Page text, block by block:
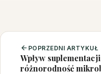
POPRZEDNI ARTYKUŁ
Wpływ
różnorodność